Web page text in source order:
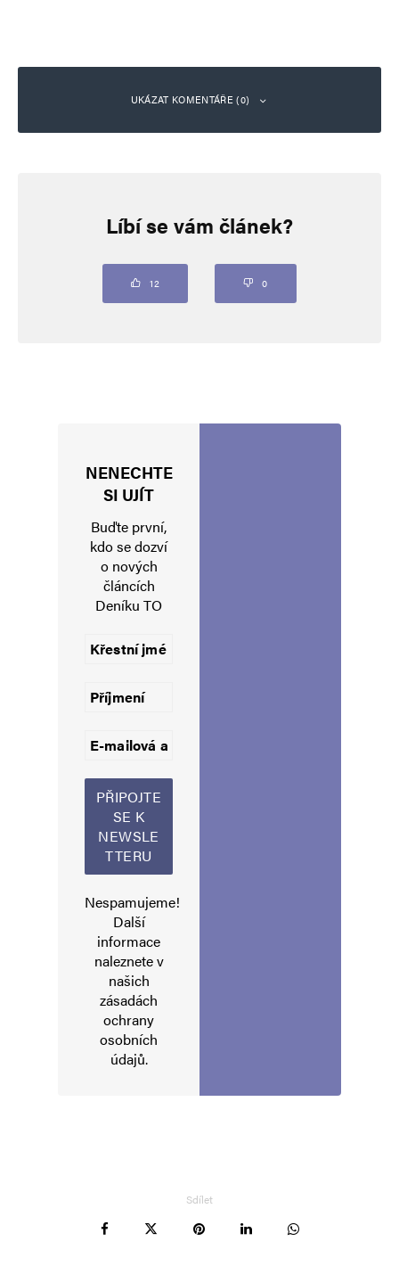
UKÁZAT KOMENTÁŘE (0)
Vaše e-mailová adresa nebude zveřejněna. Vyžadované informace jsou
Uložit do prohlížeče jméno, e-mail a webovou stránku pro budoucí
Informujte mě o nových komentářích e-mailem.
Alternative:
Líbí se vám článek?
12 0
NENECHTE
SI UJÍT
Buďte první,
kdo se dozví
o nových
článcích
Deníku TO
Nespamujeme!
Další
informace
naleznete v
našich
zásadách
ochrany
osobních
údajů.
Sdílet